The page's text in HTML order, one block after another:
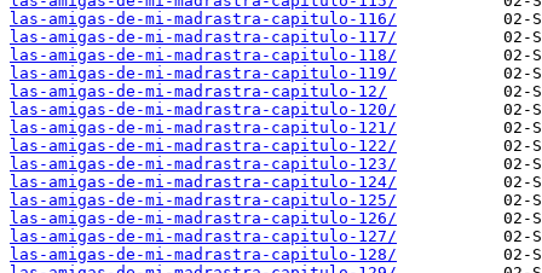
las-amigas-de-mi-madrastra-capitulo-116/
las-amigas-de-mi-madrastra-capitulo-117/
las-amigas-de-mi-madrastra-capitulo-118/
las-amigas-de-mi-madrastra-capitulo-119/
las-amigas-de-mi-madrastra-capitulo-12/
las-amigas-de-mi-madrastra-capitulo-120/
las-amigas-de-mi-madrastra-capitulo-121/
las-amigas-de-mi-madrastra-capitulo-122/
las-amigas-de-mi-madrastra-capitulo-123/
las-amigas-de-mi-madrastra-capitulo-124/
las-amigas-de-mi-madrastra-capitulo-125/
las-amigas-de-mi-madrastra-capitulo-126/
las-amigas-de-mi-madrastra-capitulo-127/
las-amigas-de-mi-madrastra-capitulo-128/